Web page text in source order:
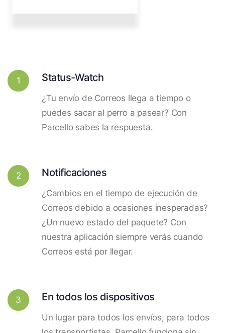
1 Status-Watch
¿Tu envío de Correos llega a tiempo o
puedes sacar al perro a pasear? Con
Parcello sabes la respuesta.
2 Notificaciones
¿Cambios en el tiempo de ejecución de
Correos debido a ocasiones inesperadas?
¿Un nuevo estado del paquete? Con
nuestra aplicación siempre verás cuando
Correos está por llegar.
3 En todos los dispositivos
Un lugar para todos los envíos, para todos